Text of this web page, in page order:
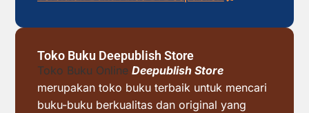
Toko Buku Deepublish Store
Toko Buku Online Deepublish Store
merupakan toko buku terbaik untuk mencari
buku-buku berkualitas dan original yang